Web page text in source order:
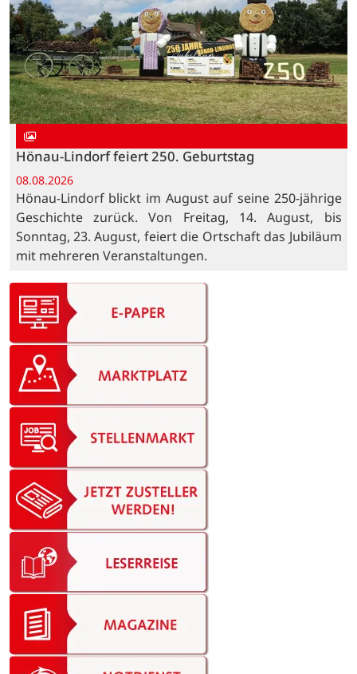
Hönau-Lindorf feiert 250. Geburtstag
08.08.2026
Hönau-Lindorf blickt im August auf seine 250-jährige
Geschichte zurück. Von Freitag, 14. August, bis
Sonntag, 23. August, feiert die Ortschaft das Jubiläum
mit mehreren Veranstaltungen.